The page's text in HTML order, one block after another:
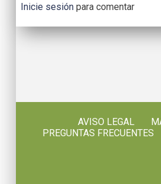
Inicie sesiónpara comentar
AVISO LEGAL
PREGUNTAS FRECUENTES